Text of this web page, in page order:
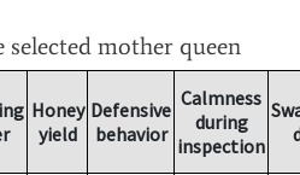
selected mother queen
Honey
yield
Defensive
behavior
Calmness
during
inspection